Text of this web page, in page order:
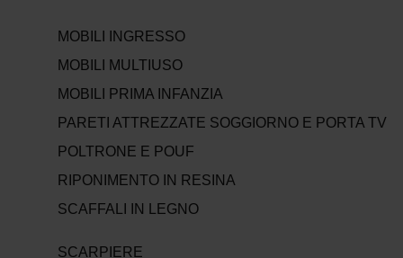
MOBILI INGRESSO
MOBILI MULTIUSO
MOBILI PRIMA INFANZIA
PARETI ATTREZZATE SOGGIORNO E PORTA TV
POLTRONE E POUF
RIPONIMENTO IN RESINA
SCAFFALI IN LEGNO
SCARPIERE